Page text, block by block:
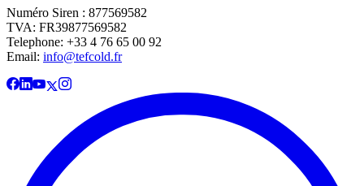
Numéro Siren : 877569582
TVA: FR39877569582
Telephone: +33 4 76 65 00 92
Email: info@tefcold.fr